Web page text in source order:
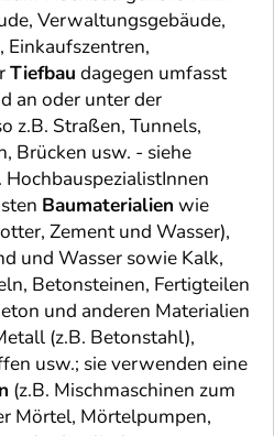
Verwaltungsgebäude,
Einkaufszentren,
Tiefbau dagegen umfasst
an oder unter der
z.B. Straßen, Tunnels,
Brücken usw. - siehe
HochbauspezialistInnen
Baumaterialien wie
Zement und Wasser),
und Wasser sowie Kalk,
Betonsteinen, Fertigteilen
und anderen Materialien
(z.B. Betonstahl),
usw.; sie verwenden eine
(z.B. Mischmaschinen zum
Mörtel, Mörtelpumpen,